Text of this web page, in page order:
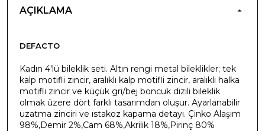
AÇIKLAMA
DEFACTO
Kadın 4'lü bileklik seti. Altın rengi metal bileklikler; tek
kalp motifli zincir, aralıklı kalp motifli zincir, aralıklı halka
motifli zincir ve küçük gri/bej boncuk dizili bileklik
olmak üzere dört farklı tasarımdan oluşur. Ayarlanabilir
uzatma zinciri ve ıstakoz kapama detayı. Çinko Alaşım
98%,Demir 2%,Cam 68%,Akrilik 18%,Pirinç 80%